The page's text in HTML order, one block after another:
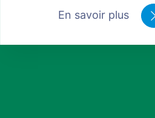
En savoir plus